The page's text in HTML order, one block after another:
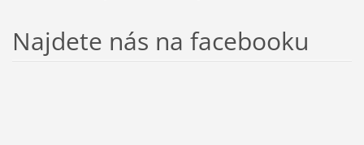
Najdete nás na facebooku